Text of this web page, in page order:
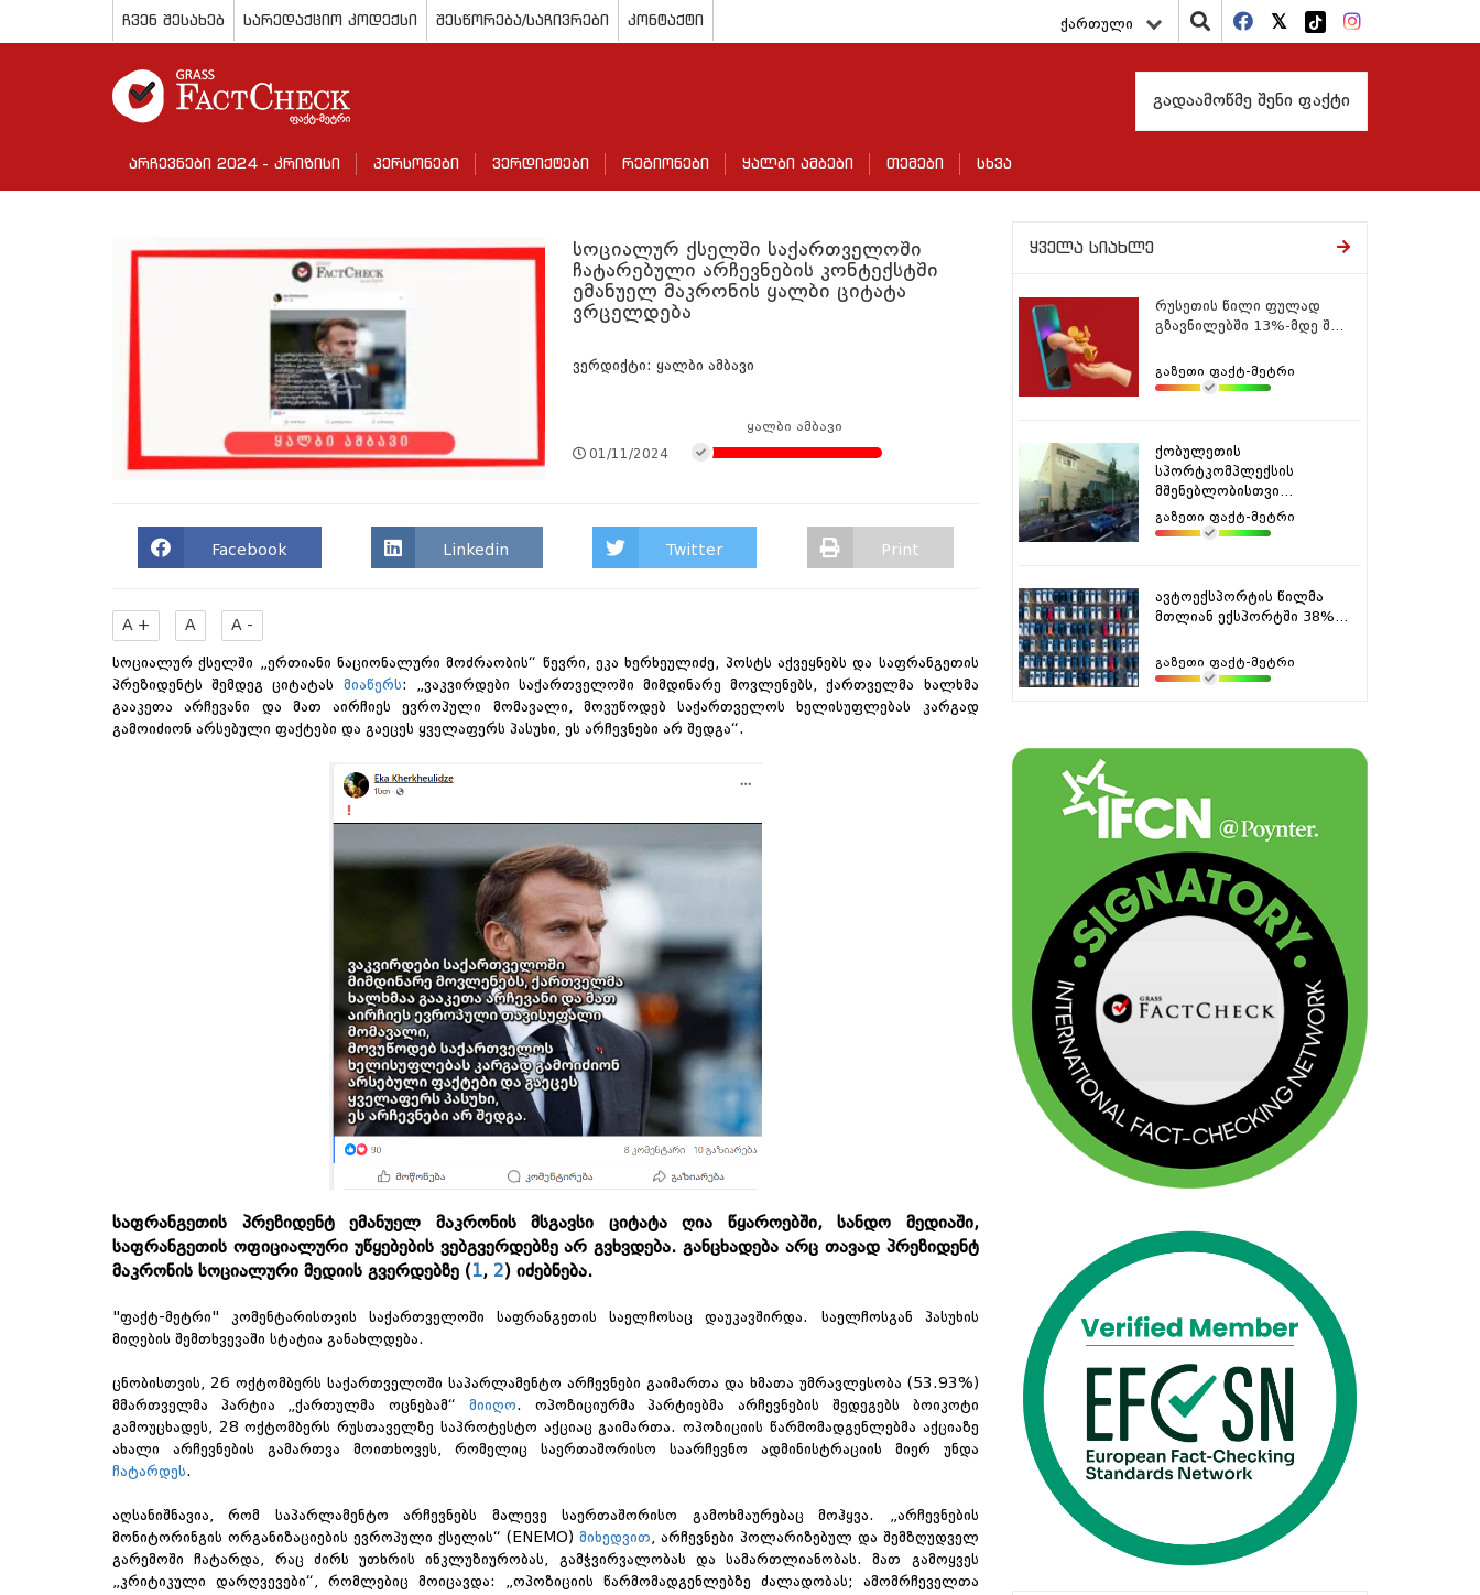
ჩვენ შესახებ სარედაქციო კოდექსი შესწორება/საჩივრები კონტაქტი ქართული
გადაამოწმე შენი ფაქტი
არჩევნები 2024 - კრიზისი პერსონები ვერდიქტები რეგიონები ყალბი ამბები თემები სხვა
სოციალურ ქსელში საქართველოში
ჩატარებული არჩევნების კონტექსტში
ემანუელ მაკრონის ყალბი ციტატა
ვრცელდება
ვერდიქტი: ყალბი ამბავი
01/11/2024
ყალბი ამბავი
Facebook Linkedin Twitter Print
A + A A -
სოციალურ ქსელში „ერთიანი ნაციონალური მოძრაობის“ წევრი, ეკა ხერხეულიძე, პოსტს აქვეყნებს და საფრანგეთის
პრეზიდენტს შემდეგ ციტატას მიაწერს: „ვაკვირდები საქართველოში მიმდინარე მოვლენებს, ქართველმა ხალხმა
გააკეთა არჩევანი და მათ აირჩიეს ევროპული მომავალი, მოვუწოდებ საქართველოს ხელისუფლებას კარგად
გამოიძიონ არსებული ფაქტები და გაეცეს ყველაფერს პასუხი, ეს არჩევნები არ შედგა“.
საფრანგეთის პრეზიდენტ ემანუელ მაკრონის მსგავსი ციტატა ღია წყაროებში, სანდო მედიაში,
საფრანგეთის ოფიციალური უწყებების ვებგვერდებზე არ გვხვდება. განცხადება არც თავად პრეზიდენტ
მაკრონის სოციალური მედიის გვერდებზე (1, 2) იძებნება.
"ფაქტ-მეტრი" კომენტარისთვის საქართველოში საფრანგეთის საელჩოსაც დაუკავშირდა. საელჩოსგან პასუხის
მიღების შემთხვევაში სტატია განახლდება.
ცნობისთვის, 26 ოქტომბერს საქართველოში საპარლამენტო არჩევნები გაიმართა და ხმათა უმრავლესობა (53.93%)
მმართველმა პარტია „ქართულმა ოცნებამ“ მიიღო. ოპოზიციურმა პარტიებმა არჩევნების შედეგებს ბოიკოტი
გამოუცხადეს, 28 ოქტომბერს რუსთაველზე საპროტესტო აქციაც გაიმართა. ოპოზიციის წარმომადგენლებმა აქციაზე
ახალი არჩევნების გამართვა მოითხოვეს, რომელიც საერთაშორისო საარჩევნო ადმინისტრაციის მიერ უნდა
ჩატარდეს.
აღსანიშნავია, რომ საპარლამენტო არჩევნებს მალევე საერთაშორისო გამოხმაურებაც მოჰყვა. „არჩევნების
მონიტორინგის ორგანიზაციების ევროპული ქსელის“ (ENEMO) მიხედვით, არჩევნები პოლარიზებულ და შემზღუდველ
გარემოში ჩატარდა, რაც ძირს უთხრის ინკლუზიურობას, გამჭვირვალობას და სამართლიანობას. მათ გამოყვეს
„კრიტიკული დარღვევები“, რომლებიც მოიცავდა: „ოპოზიციის წარმომადგენლებზე ძალადობას; ამომრჩეველთა
ყველა სიახლე
რუსეთის წილი ფულად
გზავნილებში 13%-მდე შ...
გაზეთი ფაქტ-მეტრი
ქობულეთის
სპორტკომპლექსის
მშენებლობისთვი...
გაზეთი ფაქტ-მეტრი
ავტოექსპორტის წილმა
მთლიან ექსპორტში 38%...
გაზეთი ფაქტ-მეტრი